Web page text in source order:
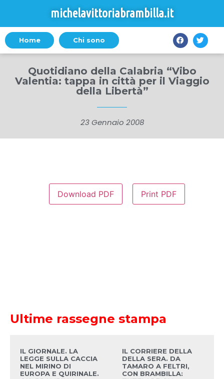
michelavittoriabrambilla.it
Home Chi sono
Quotidiano della Calabria “Vibo
Valentia: tappa in città per il Viaggio
della Libertà”
23 Gennaio 2008
Download PDF Print PDF
Ultime rassegne stampa
IL GIORNALE. LA
LEGGE SULLA CACCIA
NEL MIRINO DI
EUROPA E QUIRINALE.
IL CORRIERE DELLA
DELLA SERA. DA
TAMARO A FELTRI,
CON BRAMBILLA: